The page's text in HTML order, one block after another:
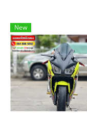
New